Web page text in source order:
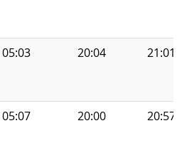
05:03 20:04 21:01
05:07 20:00 20:57